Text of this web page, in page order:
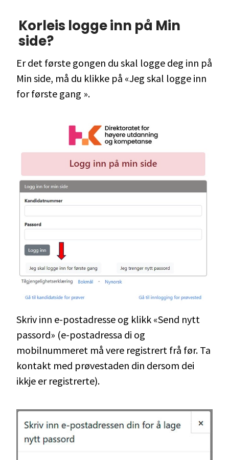
Korleis logge inn på Min
side?
Er det første gongen du skal logge deg inn på
Min side, må du klikke på «Jeg skal logge inn
for første gang ».
Skriv inn e-postadresse og klikk «Send nytt
passord» (e-postadressa di og
mobilnummeret må vere registrert frå før. Ta
kontakt med prøvestaden din dersom dei
ikkje er registrerte).